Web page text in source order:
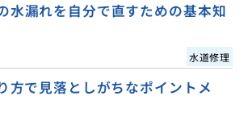
水漏れを自分で直すための基本知
水道修理
方で見落としがちなポイントメ